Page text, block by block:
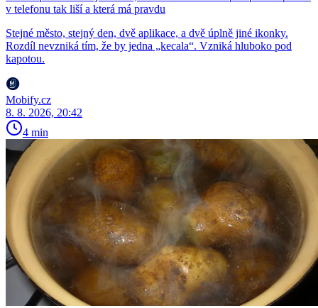
v telefonu tak liší a která má pravdu
Stejné město, stejný den, dvě aplikace, a dvě úplně jiné ikonky.
Rozdíl nevzniká tím, že by jedna „kecala“. Vzniká hluboko pod
kapotou.
Mobify.cz
8. 8. 2026, 20:42
4 min